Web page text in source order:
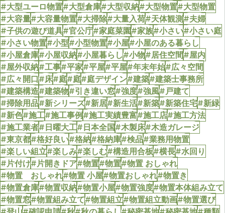
#大型ユーロ物置#大型倉庫#大型収納#大型物置#大型物置
#大容量#大容量物置#大掃除#大量入荷#天体観測#夫婦
#子供の遊び道具#官公庁#家庭菜園#家族#小さい#小さい庭
#小さい物置#小型#小型物置#小屋#小屋のある暮らし
#小屋倉庫#小屋収納#小屋暮らし#小物#居住空間#屋内
#屋外収納#工事#平家#平屋#平屋#年末年始#広々空間
#広々開口#床#庭#庭#庭デザイン#建築#建築士事務所
#建築構造#建築物#引き違い窓#強度#強風#戸建て
#掃除用品#新シリーズ#新居#新生活#新築#新築住宅#新緑
#新色#施工#施工事例#施工実績豊富#施工店#施工方法
#施工業者#日曜大工#日本全国#木製床#木造ガレージ
#東京都#格好良い#格納#格納庫#検品#業務用物置
#楽しい組立#楽しみ#楽しむ#構造用合板#横長#水回り
#片付け#片開きドア#物置#物置#物置 おしゃれ
#物置 おしゃれ#物置 小屋#物置おしゃれ#物置き
#物置倉庫#物置収納#物置小屋#物置強度#物置本体組み立て
#物置窓#物置組み立て#物置組立#物置組立動画#物置選び